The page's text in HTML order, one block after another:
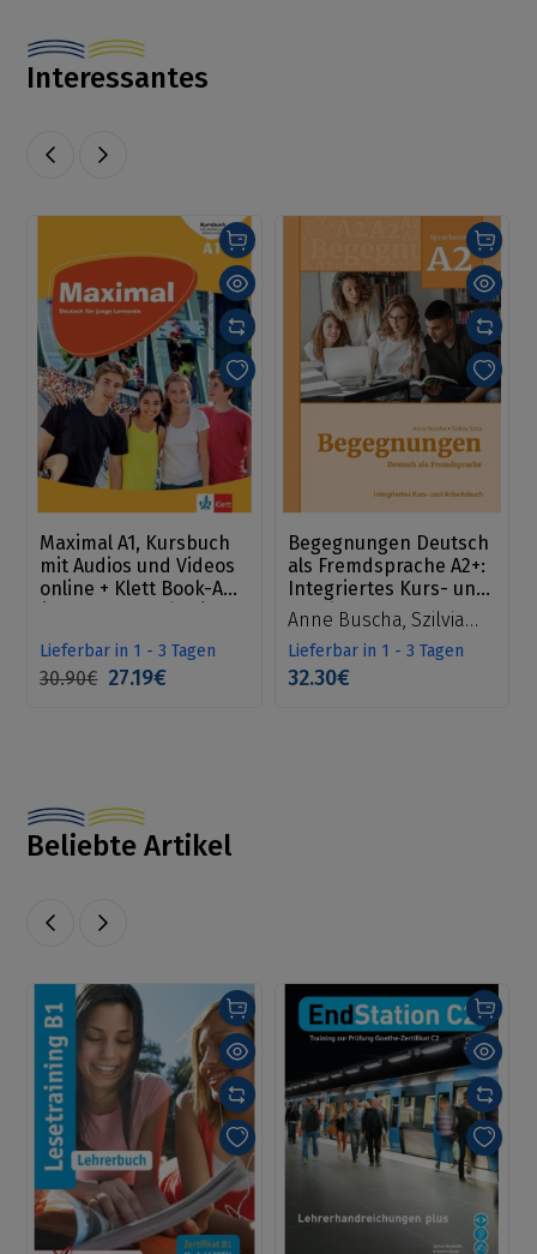
Interessantes
Maximal A1, Kursbuch
mit Audios und Videos
online + Klett Book-App
Lieferbar in 1 - 3 Tagen
30.90€ 27.19€
Begegnungen Deutsch
als Fremdsprache A2+:
Integriertes Kurs- und
Arbeitsbuch
Anne Buscha, Szilvia
Szita
Lieferbar in 1 - 3 Tagen
32.30€
Beliebte Artikel